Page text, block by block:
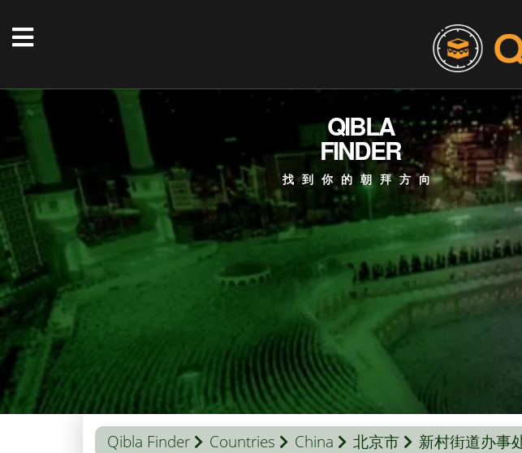
QIBLA
FINDER
找到你的朝拜方向
Qibla Finder Countries China 北京市 新村街道办事